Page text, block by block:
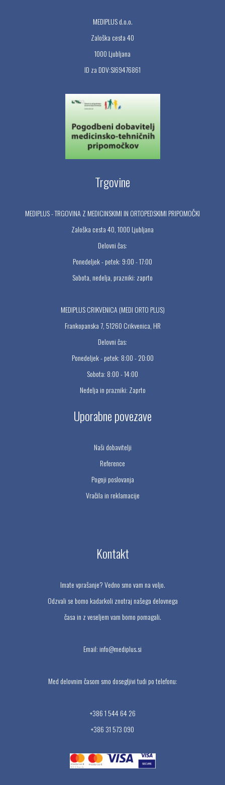
MEDIPLUS d.o.o.
Zaloška cesta 40
1000 Ljubljana
ID za DDV:SI69476861
Trgovine
MEDIPLUS - TRGOVINA Z MEDICINSKIMI IN ORTOPEDSKIMI PRIPOMOČKI
Zaloška cesta 40, 1000 Ljubljana
Delovni čas:
Ponedeljek - petek: 9:00 - 17:00
Sobota, nedelja, prazniki: zaprto
MEDIPLUS CRIKVENICA (MEDI ORTO PLUS)
Frankopanska 7, 51260 Crikvenica, HR
Delovni čas:
Ponedeljek - petek: 8:00 - 20:00
Sobota: 8:00 - 14:00
Nedelja in prazniki: Zaprto
Uporabne povezave
Naši dobavitelji
Reference
Pogoji poslovanja
Vračila in reklamacije
Kontakt
Imate vprašanje? Vedno smo vam na voljo.
Odzvali se bomo kadarkoli znotraj našega delovnega
časa in z veseljem vam bomo pomagali.
Email: info@mediplus.si
Med delovnim časom smo dosegljivi tudi po telefonu:
+386 1 544 64 26
+386 31 573 090